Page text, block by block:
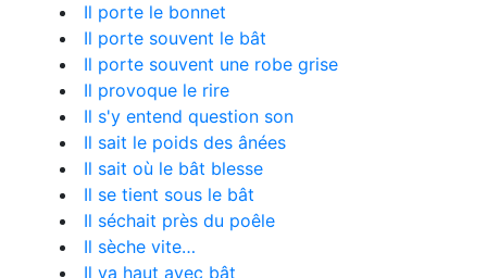
Il porte le bonnet
Il porte souvent le bât
Il porte souvent une robe grise
Il provoque le rire
Il s'y entend question son
Il sait le poids des ânées
Il sait où le bât blesse
Il se tient sous le bât
Il séchait près du poêle
Il sèche vite…
Il va haut avec bât